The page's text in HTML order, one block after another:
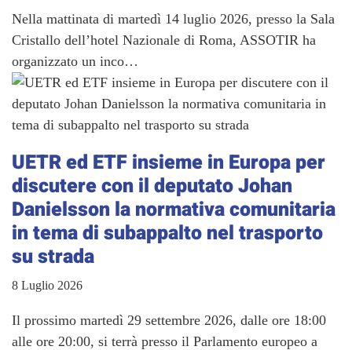
Nella mattinata di martedì 14 luglio 2026, presso la Sala
Cristallo dell’hotel Nazionale di Roma, ASSOTIR ha
organizzato un inco…
UETR ed ETF insieme in Europa per
discutere con il deputato Johan
Danielsson la normativa comunitaria
in tema di subappalto nel trasporto
su strada
8 Luglio 2026
Il prossimo martedì 29 settembre 2026, dalle ore 18:00
alle ore 20:00, si terrà presso il Parlamento europeo a